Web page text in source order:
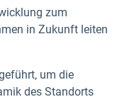
zum
in Zukunft leiten
um die
des Standorts